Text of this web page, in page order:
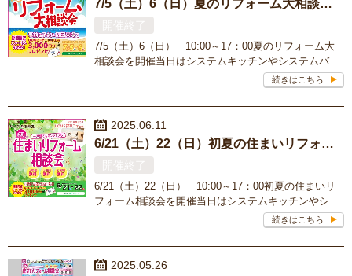
7/5（土）6（日）夏のリフォーム大相談会を開催＜サンピアン店＞
開催終了
7/5（土）6（日） 10:00～17：00夏のリフォーム大
相談会を開催当日はシステムキッチンやシステムバ...
続きはこちら
2025.06.11
6/21（土）22（日）初夏の住まいリフォーム相談会を開催＜南店＞
開催終了
6/21（土）22（日） 10:00～17：00初夏の住まいリ
フォーム相談会を開催当日はシステムキッチンやシ...
続きはこちら
2025.05.26